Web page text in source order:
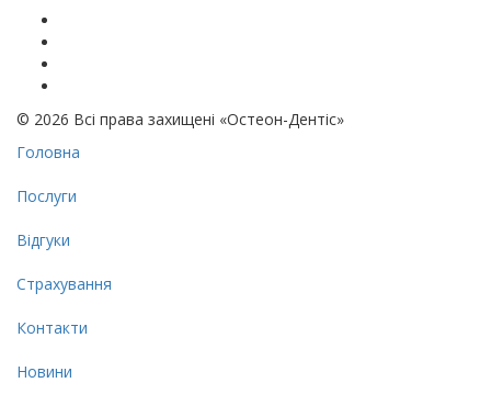
© 2026 Всі права захищені «Остеон-Дентіс»
Головна
Послуги
Відгуки
Страхування
Контакти
Новини